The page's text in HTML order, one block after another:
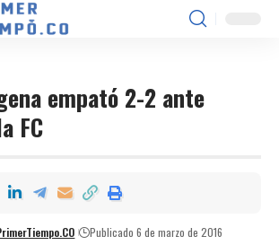
empató 2-2 ante
FC
Publicado 6 de marzo de 2016